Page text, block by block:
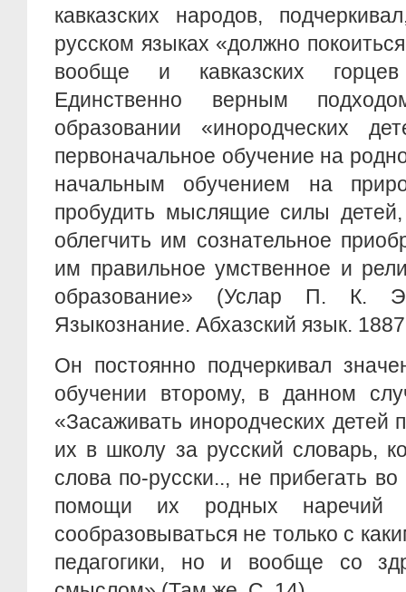
кавказских народов,
русском языках «должно
вообще и кавказских
Единственно верным
образовании «инородческих
первоначальное обучение на
начальным обучением на
пробудить мыслящие силы
облегчить им сознательное
им правильное умственное и
образование» (Услар П. К.
Языкознание. Абхазский язык.
Он постоянно подчеркивал
обучении второму, в данном
«Засаживать инородческих детей
их в школу за русский словарь,
слова по-русски.., не прибегать
помощи их родных
сообразовываться не только с
педагогики, но и вообще со